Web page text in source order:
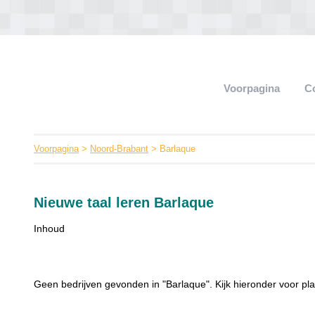
Voorpagina
Voorpagina> Noord-Brabant > Barlaque
Nieuwe taal leren Barlaque
Inhoud
Geen bedrijven gevonden in "Barlaque". Kijk hieronder voor